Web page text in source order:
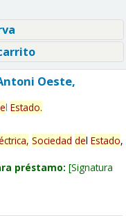
Oeste,
l Estado.
Sociedad del Estado,
préstamo: Signatura